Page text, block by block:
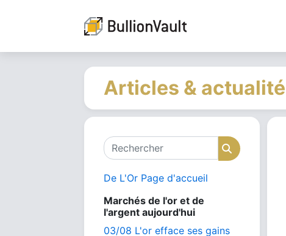
Articles & actualité
Rechercher Rechercher
De L'Or Page d'accueil
Marchés de l'or et de
l'argent aujourd'hui
03/08 L'or efface ses gains